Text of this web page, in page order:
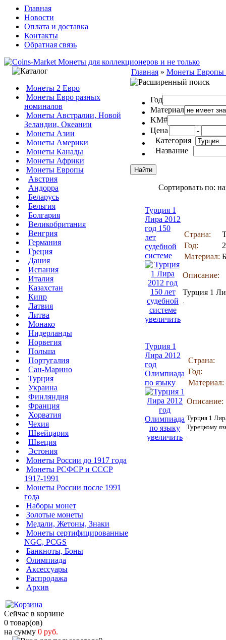
Главная
Новости
Оплата и доставка
Контакты
Обратная связь
Монеты 2 Евро
Монеты Евро разных
номиналов
Монеты Австралии, Новой
Зеландии, Океании
Монеты Азии
Монеты Америки
Монеты Канады
Монеты Африки
Монеты Европы
Австрия
Андорра
Беларусь
Бельгия
Болгария
Великобритания
Венгрия
Германия
Греция
Дания
Испания
Италия
Казахстан
Кипр
Латвия
Литва
Монако
Нидерланды
Норвегия
Польша
Португалия
Сан-Марино
Турция
Украина
Финляндия
Франция
Хорватия
Чехия
Швейцария
Швеция
Эстония
Монеты России до 1917 года
Монеты РСФСР и СССР
1917-1991
Монеты России после 1991
года
Наборы монет
Золотые монеты
Медали, Жетоны, Знаки
Монеты сертифицированные
NGC, PCGS
Банкноты, Боны
Олимпиада
Аксессуары
Распродажа
Архив
Сейчас в корзине
0 товар(ов)
на сумму 0 руб.
Главная » Монеты Европы
Год
Материал
KM#
Цена
-
Категория
Название
Сортировать по:
Турция 1
Лира 2012
год 150
лет
судебной
системе
увеличить
Страна:
Год:
Материал:
Описание:
Турция 1
.
Турция 1
Лира 2012
год
Олимпиада
по языку
увеличить
Страна:
Год:
Материал:
Описание:
Турция 1
Турецкому
.